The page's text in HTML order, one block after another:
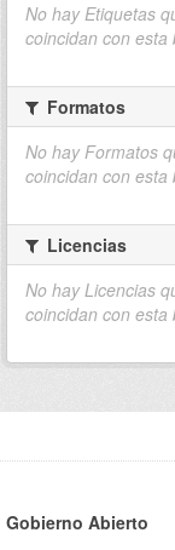
No hay Etiquetas
coincidan con esta
Formatos
No hay Formatos
coincidan con esta
Licencias
No hay Licencias
coincidan con esta
Gobierno Abierto